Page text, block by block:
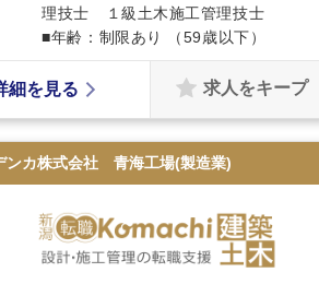
理技士 １級土木施工管理技士
■年齢：制限あり （59歳以下）
細を見る 求人をキープ
ンカ株式会社 青海工場(製造業)